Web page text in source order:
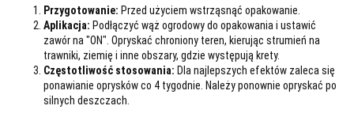
Przygotowanie: Przed użyciem wstrząsnąć opakowanie.
Aplikacja: Podłączyć wąż ogrodowy do opakowania i ustawić
zawór na "ON". Opryskać chroniony teren, kierując strumień na
trawniki, ziemię i inne obszary, gdzie występują krety.
Częstotliwość stosowania: Dla najlepszych efektów zaleca się
ponawianie oprysków co 4 tygodnie. Należy ponownie opryskać po
silnych deszczach.